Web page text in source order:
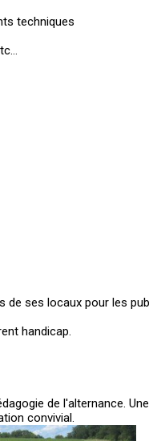
techniques
de ses locaux pour les
handicap.
de l'alternance.
convivial.